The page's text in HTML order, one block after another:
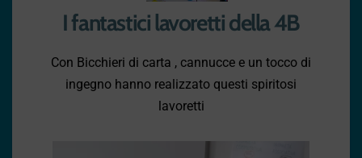
I fantastici lavoretti della 4B
Con Bicchieri di carta , cannucce e un tocco di
ingegno hanno realizzato questi spiritosi
lavoretti